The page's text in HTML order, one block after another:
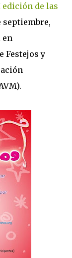
edición de las
septiembre,
en
Festejos y